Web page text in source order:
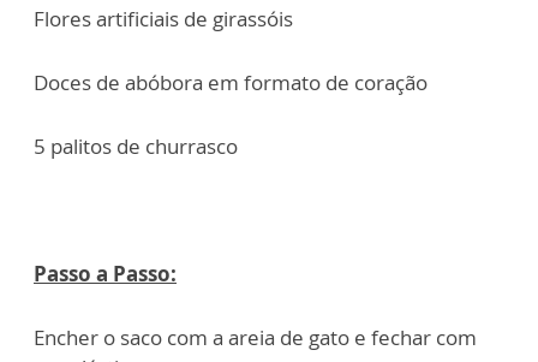
Flores artificiais de girassóis
Doces de abóbora em formato de coração
5 palitos de churrasco
Passo a Passo:
Encher o saco com a areia de gato e fechar com